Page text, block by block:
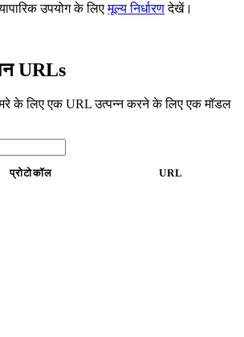
उपयोग के लिएमूल्य निर्धारणदेखें।
URLs
के लिए एक URL उत्पन्न करने के लिए एक मॉडल
प्रोटोकॉल URL